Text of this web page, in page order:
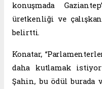
konuşmada
üretkenliği ve
belirtti.
Konatar,
daha kutlamak
Şahin, bu ödül